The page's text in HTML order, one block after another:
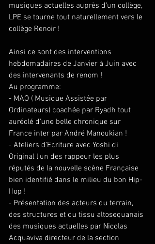
musiques actuelles auprès d'un collège,
LPE se tourne tout naturellement vers le
collège Renoir !
Ainsi ce sont des interventions
hebdomadaires de Janvier à Juin avec
des intervenants de renom !
Au programme:
- MAO ( Musique Assistée par
Ordinateurs) coachée par Ryadh tout
auréolé d'une belle chronique sur
France inter par André Manoukian !
- Ateliers d'Ecriture avec Yoshi di
Original l'un des rappeur les plus
réputés de la nouvelle scène Française
bien identifié dans le milieu du bon Hip-
Hop !
- Présentation des acteurs du terrain,
des structures et du tissu altosequanais
des musiques actuelles par Nicolas
Acquaviva directeur de la section